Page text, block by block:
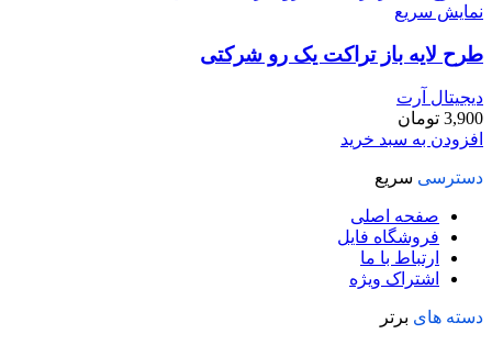
نمایش سریع
طرح لايه باز تراکت یک رو شرکتی
دیجیتال آرت
3,900 تومان
افزودن به سبد خرید
دسترسی سریع
صفحه اصلی
فروشگاه فایل
ارتباط با ما
اشتراک ویژه
دسته های برتر